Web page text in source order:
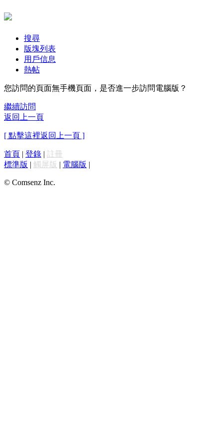
搜尋
版塊列表
用戶信息
熱帖
您訪問的頁面無手機頁面，是否進一步訪問電腦版？
繼續訪問
返回上一頁
[ 點擊這裡返回上一頁 ]
首頁 | 登錄 | 註冊
標準版 | 觸屏版 | 電腦版 |
© Comsenz Inc.